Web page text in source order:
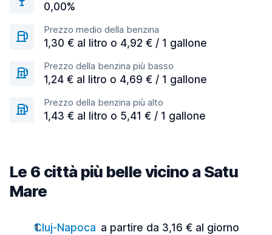
0,00%
Prezzo medio della benzina
1,30 € al litro o 4,92 € / 1 gallone
Prezzo della benzina più basso
1,24 € al litro o 4,69 € / 1 gallone
Prezzo della benzina più alto
1,43 € al litro o 5,41 € / 1 gallone
Le 6 città più belle vicino a Satu
Mare
Cluj-Napoca a partire da 3,16 € al giorno